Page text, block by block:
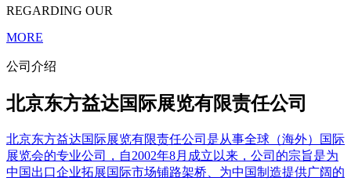
REGARDING OUR
MORE
公司介绍
北京东方益达国际展览有限责任公司
北京东方益达国际展览有限责任公司是从事全球（海外）国际
展览会的专业公司，自2002年8月成立以来，公司的宗旨是为
中国出口企业拓展国际市场铺路架桥、为中国制造提供广阔的